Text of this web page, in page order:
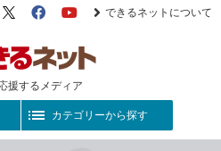
援するメディア
X（旧
FacebookYouTube
できるネットについて
カテゴリーから探す